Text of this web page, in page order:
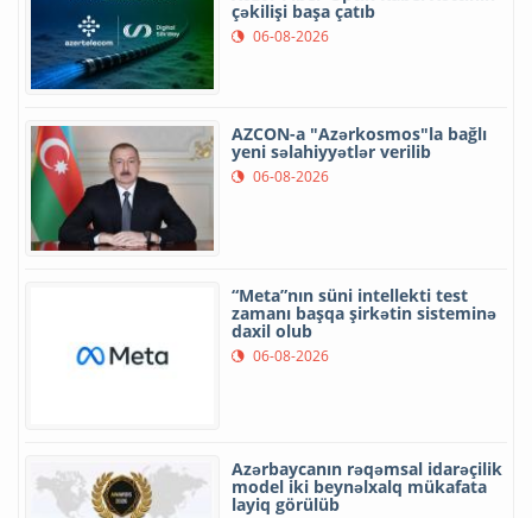
çəkilişi başa çatıb
06-08-2026
AZCON-a "Azərkosmos"la bağlı
yeni səlahiyyətlər verilib
06-08-2026
“Meta”nın süni intellekti test
zamanı başqa şirkətin sisteminə
daxil olub
06-08-2026
Azərbaycanın rəqəmsal idarəçilik
model iki beynəlxalq mükafata
layiq görülüb